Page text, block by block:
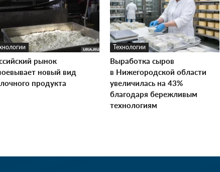
рынок
новый вид
продукта
Технологии
Выработка сыров
в Нижегородской области
увеличилась на 43%
благодаря бережливым
технологиям